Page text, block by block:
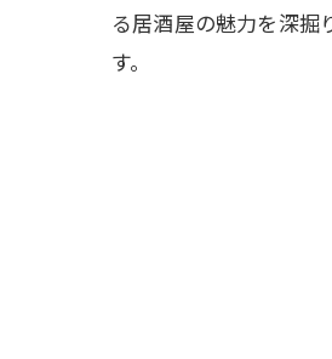
る居酒屋の魅力を深掘
す。